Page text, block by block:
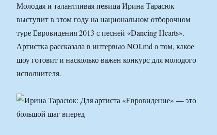
Молодая и талантливая певица Ирина Тарасюк
выступит в этом году на национальном отборочном
туре Евровидения 2013 с песней «Dancing Hearts».
Артистка рассказала в интервью NOI.md о том, какое
шоу готовит и насколько важен конкурс для молодого
исполнителя.